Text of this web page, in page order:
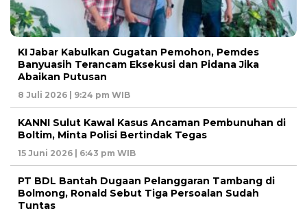
KI Jabar Kabulkan Gugatan Pemohon, Pemdes
Banyuasih Terancam Eksekusi dan Pidana Jika
Abaikan Putusan
8 Juli 2026 | 9:24 pm WIB
KANNI Sulut Kawal Kasus Ancaman Pembunuhan di
Boltim, Minta Polisi Bertindak Tegas
15 Juni 2026 | 6:43 pm WIB
PT BDL Bantah Dugaan Pelanggaran Tambang di
Bolmong, Ronald Sebut Tiga Persoalan Sudah
Tuntas